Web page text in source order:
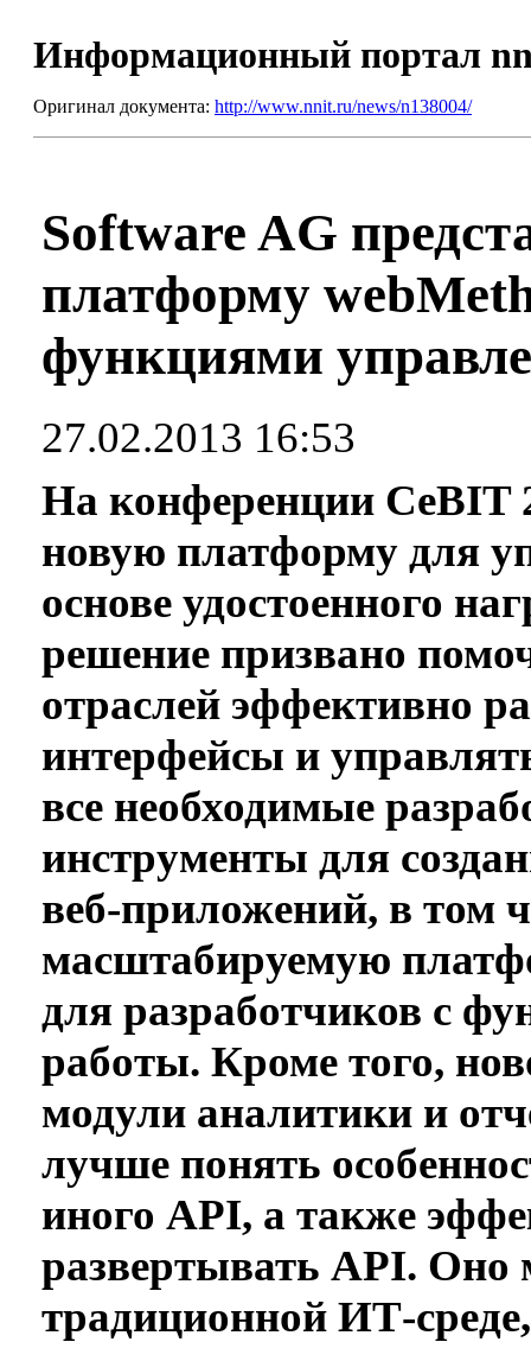
Информационный портал
Оригинал документа: http://www.nnit.ru/news/n138004/
Software AG
платформу
функциями
27.02.2013 16:53
На конференции CeBIT
новую платформу для
основе удостоенного
решение призвано
отраслей эффективно
интерфейсы и
все необходимые
инструменты для
веб-приложений, в том
масштабируемую
для разработчиков с
работы. Кроме того,
модули аналитики и
лучше понять
иного API, а также
развертывать API. Оно
традиционной ИТ-